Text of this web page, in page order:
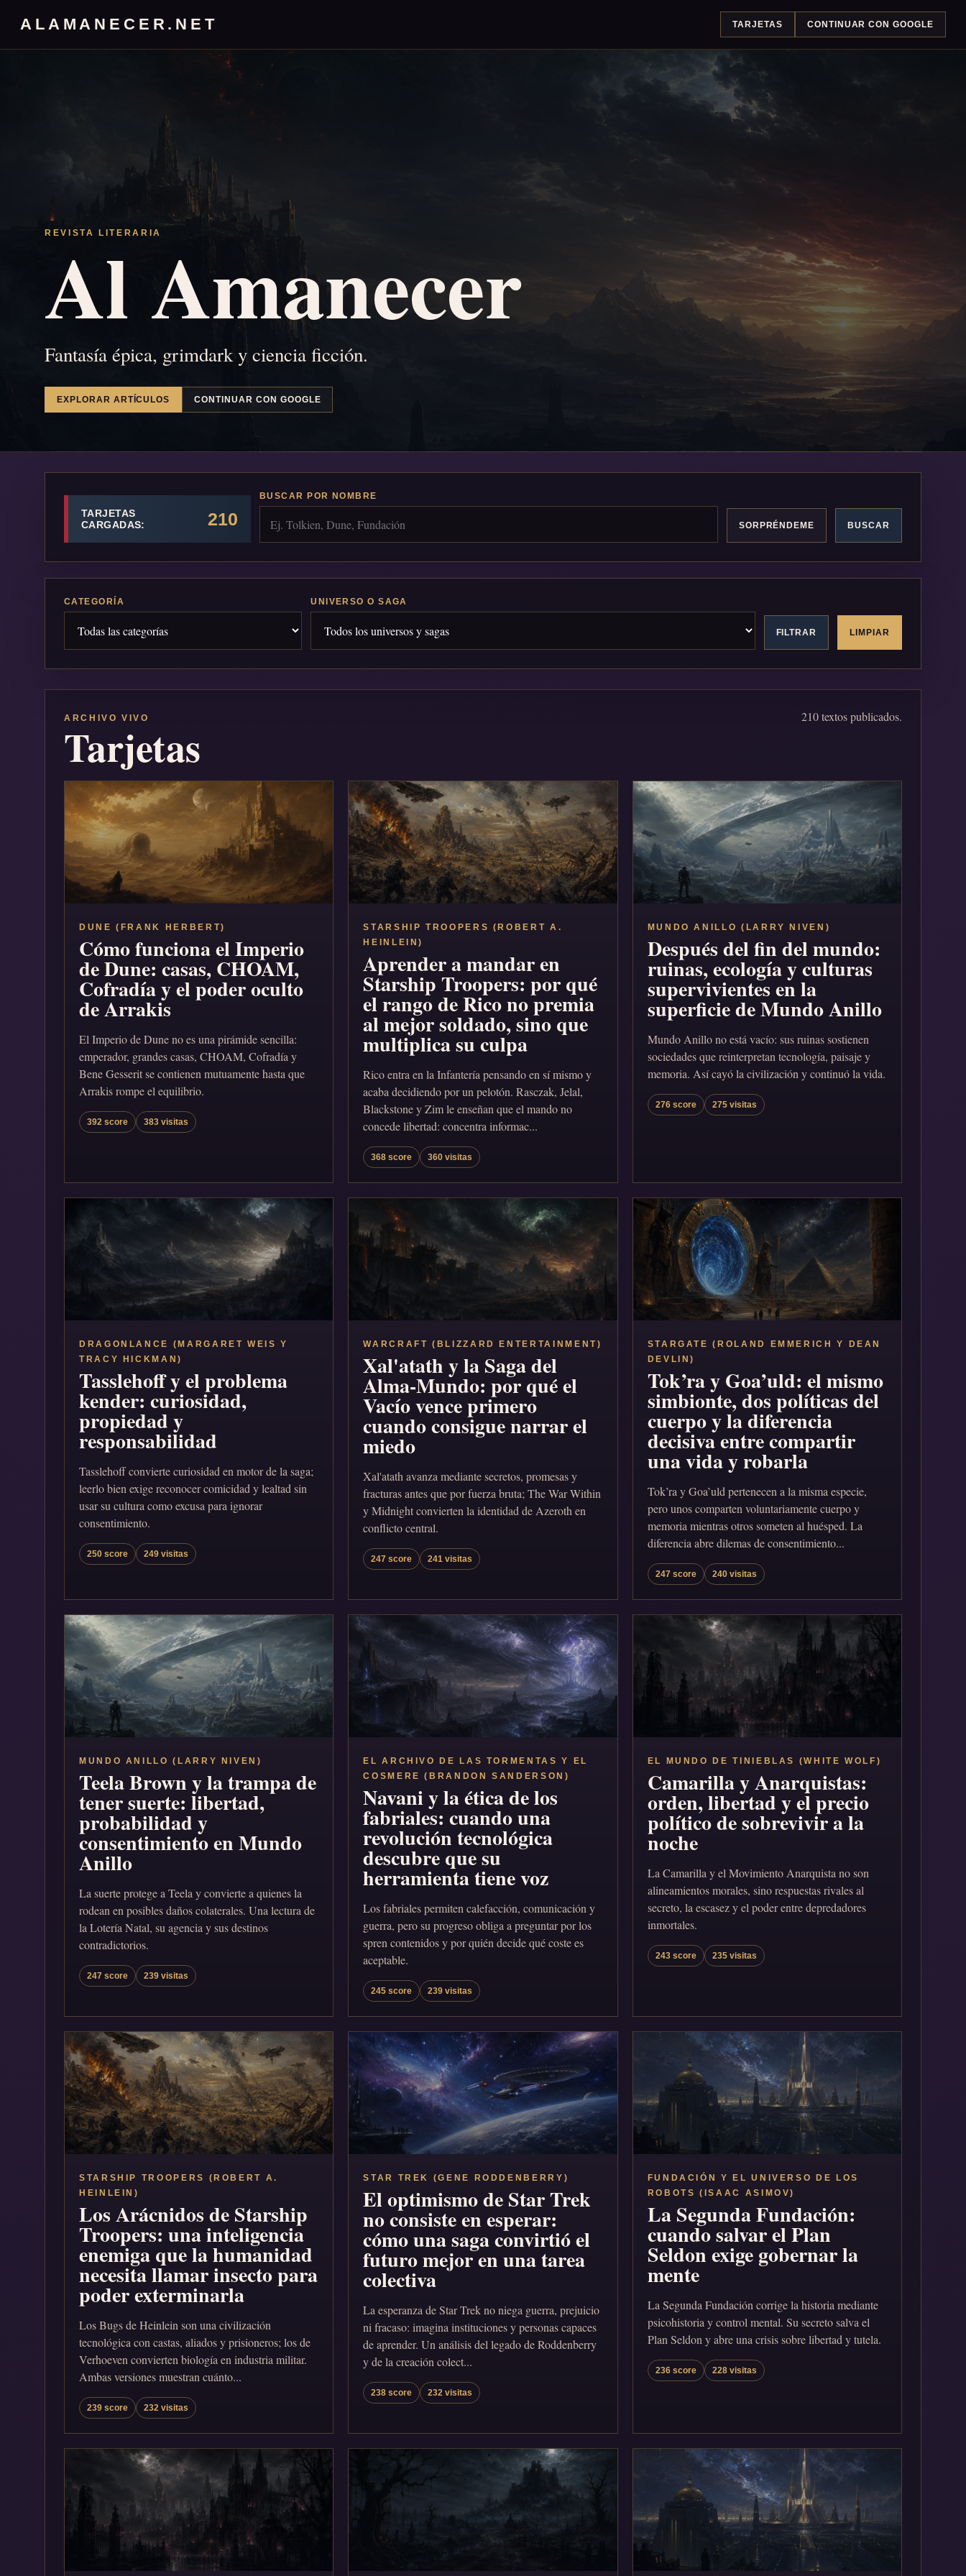
ALAMANECER.NET TARJETAS CONTINUAR CON GOOGLE
REVISTA LITERARIA
Al Amanecer
Fantasía épica, grimdark y ciencia ficción.
EXPLORAR ARTÍCULOS CONTINUAR CON GOOGLE
TARJETAS
CARGADAS:
210
BUSCAR POR NOMBRE
SORPRÉNDEME BUSCAR
CATEGORÍA UNIVERSO O SAGA
FILTRAR LIMPIAR
ARCHIVO VIVO
Tarjetas
210 textos publicados.
DUNE (FRANK HERBERT)
Cómo funciona el Imperio
de Dune: casas, CHOAM,
Cofradía y el poder oculto
de Arrakis
El Imperio de Dune no es una pirámide sencilla:
emperador, grandes casas, CHOAM, Cofradía y
Bene Gesserit se contienen mutuamente hasta que
Arrakis rompe el equilibrio.
392 score 383 visitas
STARSHIP TROOPERS (ROBERT A.
HEINLEIN)
Aprender a mandar en
Starship Troopers: por qué
el rango de Rico no premia
al mejor soldado, sino que
multiplica su culpa
Rico entra en la Infantería pensando en sí mismo y
acaba decidiendo por un pelotón. Rasczak, Jelal,
Blackstone y Zim le enseñan que el mando no
concede libertad: concentra informac...
368 score 360 visitas
MUNDO ANILLO (LARRY NIVEN)
Después del fin del mundo:
ruinas, ecología y culturas
supervivientes en la
superficie de Mundo Anillo
Mundo Anillo no está vacío: sus ruinas sostienen
sociedades que reinterpretan tecnología, paisaje y
memoria. Así cayó la civilización y continuó la vida.
276 score 275 visitas
DRAGONLANCE (MARGARET WEIS Y
TRACY HICKMAN)
Tasslehoff y el problema
kender: curiosidad,
propiedad y
responsabilidad
Tasslehoff convierte curiosidad en motor de la saga;
leerlo bien exige reconocer comicidad y lealtad sin
usar su cultura como excusa para ignorar
consentimiento.
250 score 249 visitas
WARCRAFT (BLIZZARD ENTERTAINMENT)
Xal'atath y la Saga del
Alma-Mundo: por qué el
Vacío vence primero
cuando consigue narrar el
miedo
Xal'atath avanza mediante secretos, promesas y
fracturas antes que por fuerza bruta; The War Within
y Midnight convierten la identidad de Azeroth en
conflicto central.
247 score 241 visitas
STARGATE (ROLAND EMMERICH Y DEAN
DEVLIN)
Tok’ra y Goa’uld: el mismo
simbionte, dos políticas del
cuerpo y la diferencia
decisiva entre compartir
una vida y robarla
Tok’ra y Goa’uld pertenecen a la misma especie,
pero unos comparten voluntariamente cuerpo y
memoria mientras otros someten al huésped. La
diferencia abre dilemas de consentimiento...
247 score 240 visitas
MUNDO ANILLO (LARRY NIVEN)
Teela Brown y la trampa de
tener suerte: libertad,
probabilidad y
consentimiento en Mundo
Anillo
La suerte protege a Teela y convierte a quienes la
rodean en posibles daños colaterales. Una lectura de
la Lotería Natal, su agencia y sus destinos
contradictorios.
247 score 239 visitas
EL ARCHIVO DE LAS TORMENTAS Y EL
COSMERE (BRANDON SANDERSON)
Navani y la ética de los
fabriales: cuando una
revolución tecnológica
descubre que su
herramienta tiene voz
Los fabriales permiten calefacción, comunicación y
guerra, pero su progreso obliga a preguntar por los
spren contenidos y por quién decide qué coste es
aceptable.
245 score 239 visitas
EL MUNDO DE TINIEBLAS (WHITE WOLF)
Camarilla y Anarquistas:
orden, libertad y el precio
político de sobrevivir a la
noche
La Camarilla y el Movimiento Anarquista no son
alineamientos morales, sino respuestas rivales al
secreto, la escasez y el poder entre depredadores
inmortales.
243 score 235 visitas
STARSHIP TROOPERS (ROBERT A.
HEINLEIN)
Los Arácnidos de Starship
Troopers: una inteligencia
enemiga que la humanidad
necesita llamar insecto para
poder exterminarla
Los Bugs de Heinlein son una civilización
tecnológica con castas, aliados y prisioneros; los de
Verhoeven convierten biología en industria militar.
Ambas versiones muestran cuánto...
239 score 232 visitas
STAR TREK (GENE RODDENBERRY)
El optimismo de Star Trek
no consiste en esperar:
cómo una saga convirtió el
futuro mejor en una tarea
colectiva
La esperanza de Star Trek no niega guerra, prejuicio
ni fracaso: imagina instituciones y personas capaces
de aprender. Un análisis del legado de Roddenberry
y de la creación colect...
238 score 232 visitas
FUNDACIÓN Y EL UNIVERSO DE LOS
ROBOTS (ISAAC ASIMOV)
La Segunda Fundación:
cuando salvar el Plan
Seldon exige gobernar la
mente
La Segunda Fundación corrige la historia mediante
psicohistoria y control mental. Su secreto salva el
Plan Seldon y abre una crisis sobre libertad y tutela.
236 score 228 visitas